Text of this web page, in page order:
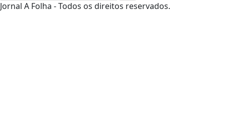
Jornal A Folha - Todos os direitos reservados.